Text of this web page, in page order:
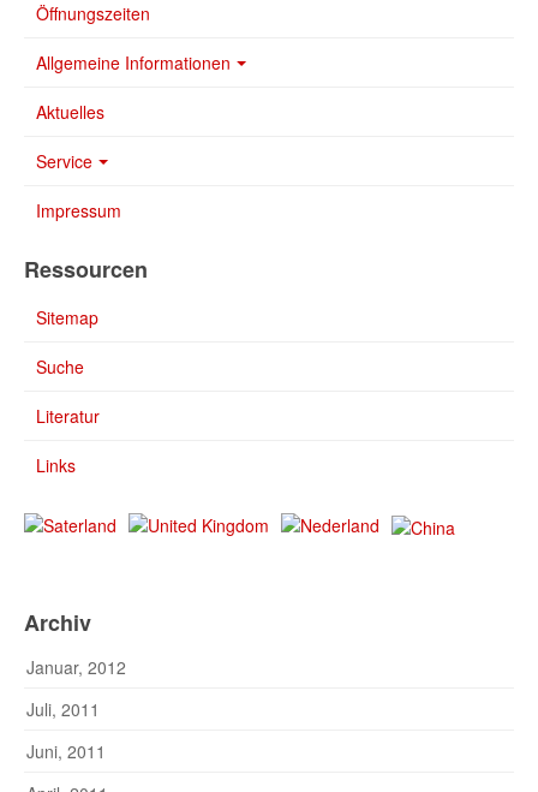
Öffnungszeiten
Allgemeine Informationen
Aktuelles
Service
Impressum
Ressourcen
Sitemap
Suche
Literatur
Links
Archiv
Januar, 2012
Juli, 2011
Juni, 2011